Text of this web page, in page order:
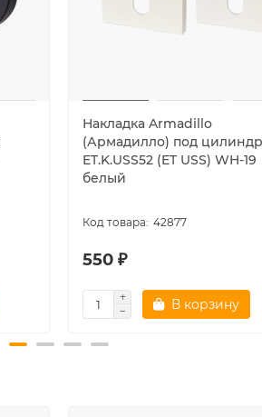
Накладка Armadillo
(Армадилло) под цилиндр
ET.K.USS52 (ET USS) WH-19
белый
42877
550 ₽
В корзину